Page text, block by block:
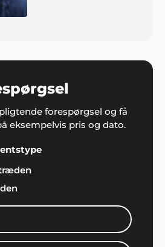
forespørgsel og få
eksempelvis pris og dato.